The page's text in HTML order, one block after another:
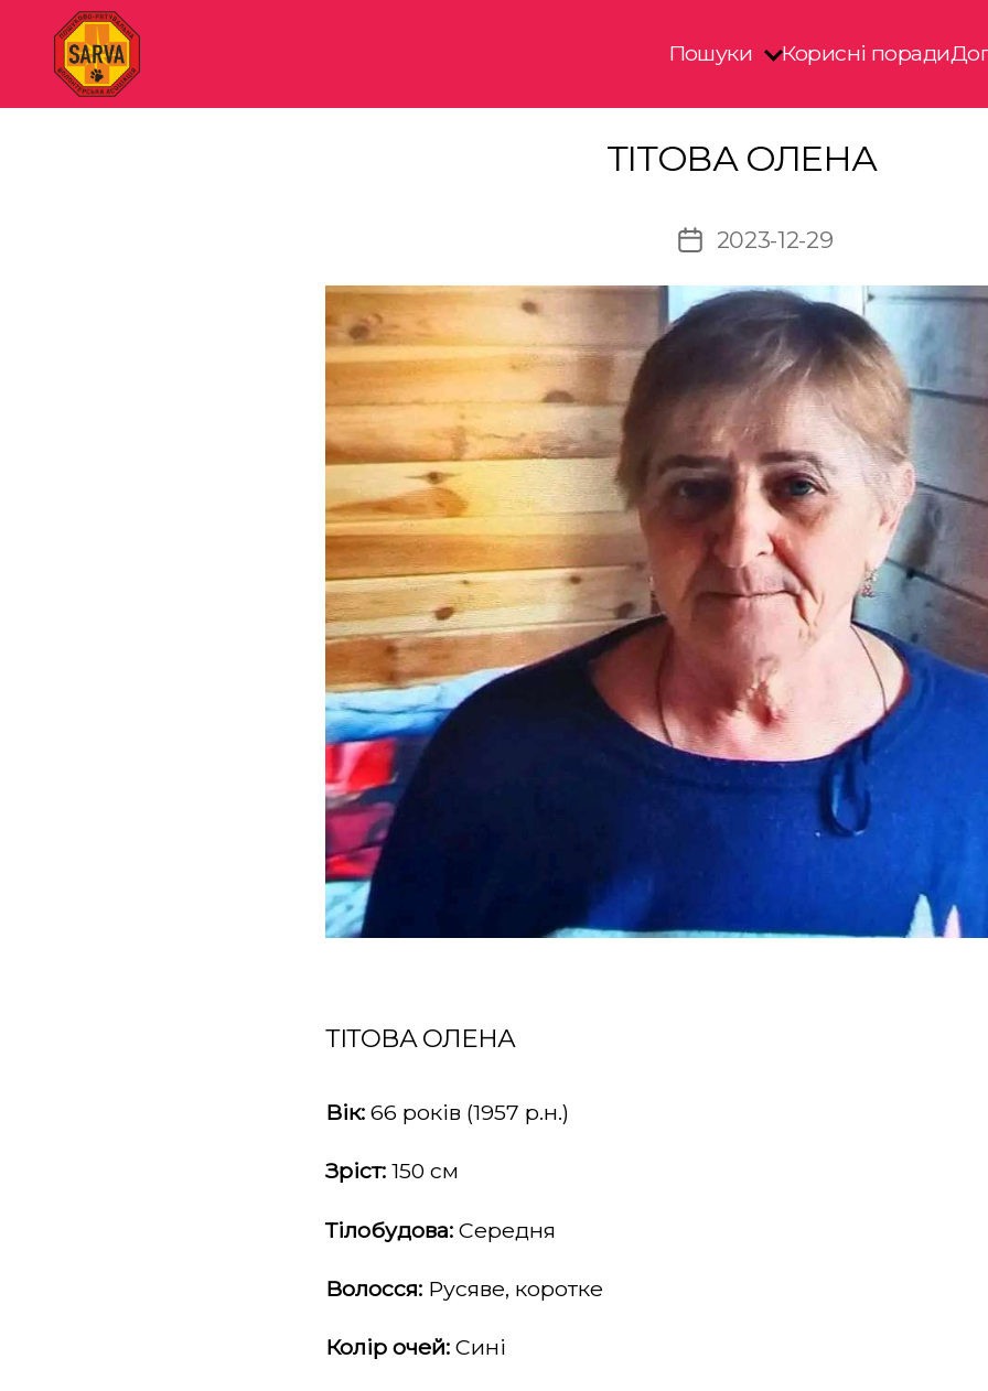
"SARVA"
Пошуки Корисні поради
ТІТОВА ОЛЕНА
Дата2023-12-29
ТІТОВА ОЛЕНА
Вік: 66 років (1957 р.н.)
Зріст: 150 см
Тілобудова: Середня
Волосся: Русяве, коротке
Колір очей: Сині